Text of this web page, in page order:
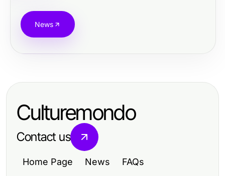
News
Culturemondo
Contact us
Home Page News FAQs